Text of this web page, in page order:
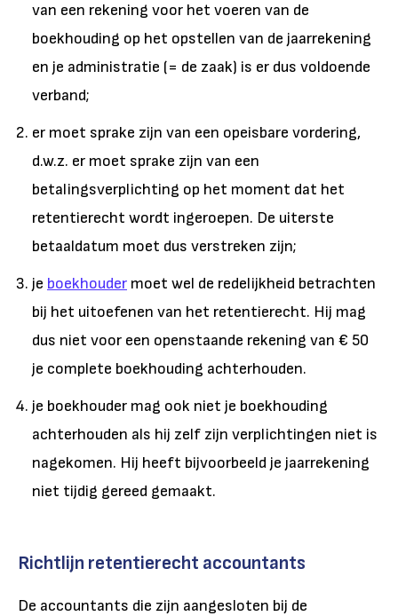
van een rekening voor het voeren van de
boekhouding op het opstellen van de jaarrekening
en je administratie (= de zaak) is er dus voldoende
verband;
er moet sprake zijn van een opeisbare vordering,
d.w.z. er moet sprake zijn van een
betalingsverplichting op het moment dat het
retentierecht wordt ingeroepen. De uiterste
betaaldatum moet dus verstreken zijn;
je boekhouder moet wel de redelijkheid betrachten
bij het uitoefenen van het retentierecht. Hij mag
dus niet voor een openstaande rekening van € 50
je complete boekhouding achterhouden.
je boekhouder mag ook niet je boekhouding
achterhouden als hij zelf zijn verplichtingen niet is
nagekomen. Hij heeft bijvoorbeeld je jaarrekening
niet tijdig gereed gemaakt.
Richtlijn retentierecht accountants
De accountants die zijn aangesloten bij de